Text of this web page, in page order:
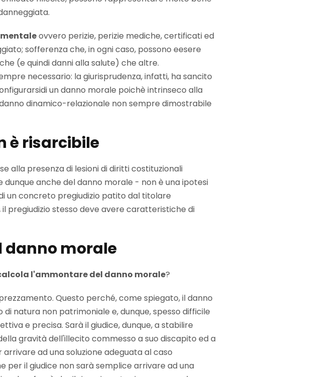
ovvero perizie, perizie mediche, certificati ed
sofferenza che, in ogni caso, possono eesere
(e quindi danni alla salute) che altre.
necessario: la giurisprudenza, infatti, ha sancito
un danno morale poichè intrinseco alla
dinamico-relazionale non sempre dimostrabile
è risarcibile
alla presenza di lesioni di diritti costituzionali
anche del danno morale - non è una ipotesi
un concreto pregiudizio patito dal titolare
pregiudizio stesso deve avere caratteristiche di
danno morale
l'ammontare del danno morale?
Questo perché, come spiegato, il danno
natura non patrimoniale e, dunque, spesso difficile
e precisa. Sarà il giudice, dunque, a stabilire
gravità dell'illecito commesso a suo discapito ed a
ad una soluzione adeguata al caso
per il giudice non sarà semplice arrivare ad una